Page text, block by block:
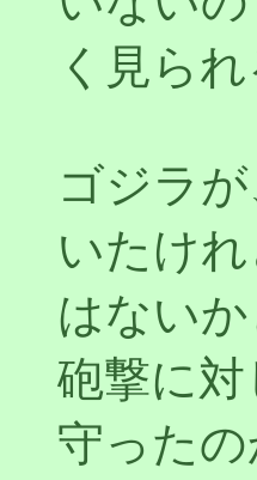
く見ら
ゴジラ
いたけ
はない
砲撃に
守ったの